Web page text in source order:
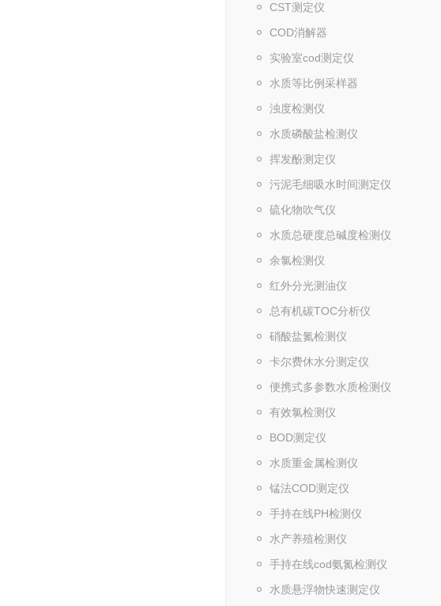
CST测定仪
COD消解器
实验室cod测定仪
水质等比例采样器
浊度检测仪
水质磷酸盐检测仪
挥发酚测定仪
污泥毛细吸水时间测定仪
硫化物吹气仪
水质总硬度总碱度检测仪
余氯检测仪
红外分光测油仪
总有机碳TOC分析仪
硝酸盐氮检测仪
卡尔费休水分测定仪
便携式多参数水质检测仪
有效氯检测仪
BOD测定仪
水质重金属检测仪
锰法COD测定仪
手持在线PH检测仪
水产养殖检测仪
手持在线cod氨氮检测仪
水质悬浮物快速测定仪